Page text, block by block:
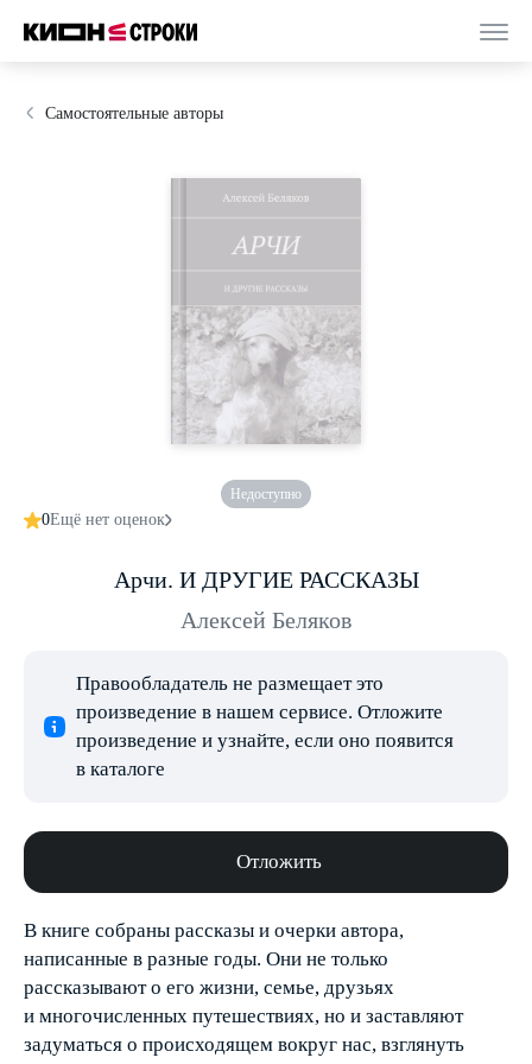
Самостоятельные авторы
Недоступно
0Ещё нет оценок
Арчи. И ДРУГИЕ РАССКАЗЫ
Алексей Беляков
Правообладатель не размещает это
произведение в нашем сервисе. Отложите
произведение и узнайте, если оно появится
в каталоге
Отложить
В книге собраны рассказы и очерки автора,
написанные в разные годы. Они не только
рассказывают о его жизни, семье, друзьях
и многочисленных путешествиях, но и заставляют
задуматься о происходящем вокруг нас, взглянуть